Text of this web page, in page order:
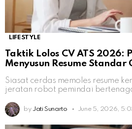
LIFESTYLE
Taktik Lolos CV ATS 2026:
Menyusun Resume Standar
Siasat cerdas memoles resume
jeratan robot pemindai
by Jati Sunarto June 5, 2026,